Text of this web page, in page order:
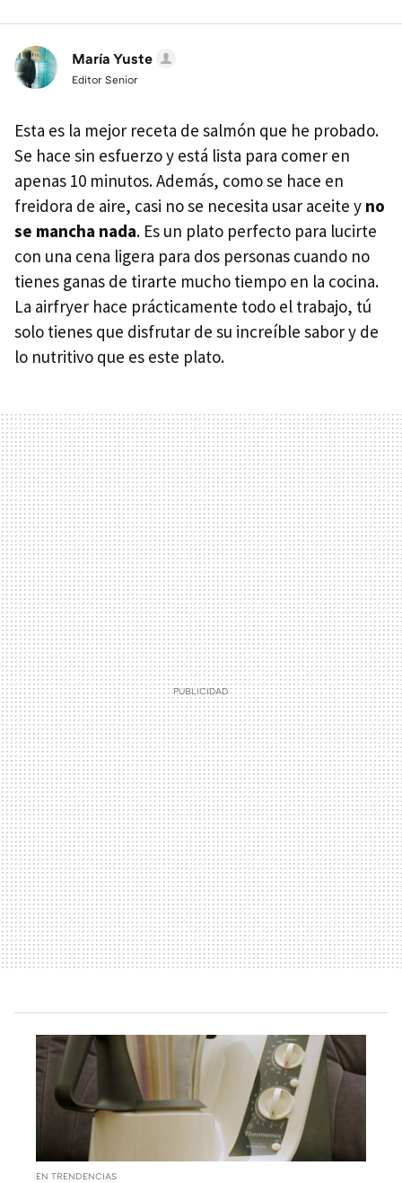
María Yuste
Editor Senior
Esta es la mejor receta de salmón que he probado.
Se hace sin esfuerzo y está lista para comer en
apenas 10 minutos. Además, como se hace en
freidora de aire, casi no se necesita usar aceite y no
se mancha nada. Es un plato perfecto para lucirte
con una cena ligera para dos personas cuando no
tienes ganas de tirarte mucho tiempo en la cocina.
La airfryer hace prácticamente todo el trabajo, tú
solo tienes que disfrutar de su increíble sabor y de
lo nutritivo que es este plato.
EN TRENDENCIAS